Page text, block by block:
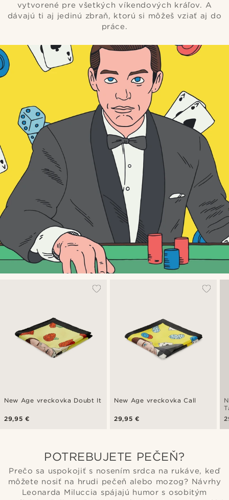
vytvorené pre všetkých víkendových kráľov. A
dávajú ti aj jedinú zbraň, ktorú si môžeš vziať aj do
práce.
New Age vreckovka Doubt It
29,95 €
New Age vreckovka Call
29,95 €
POTREBUJETE PEČEŇ?
Prečo sa uspokojiť s nosením srdca na rukáve, keď
môžete nosiť na hrudi pečeň alebo mozog? Návrhy
Leonarda Miluccia spájajú humor s osobitým